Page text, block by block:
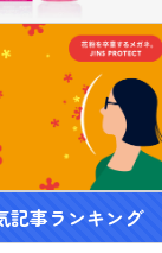
記事ランキング